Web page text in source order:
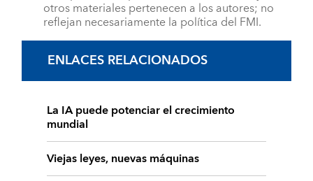
otros materiales pertenecen a los autores; no
reflejan necesariamente la política del FMI.
ENLACES RELACIONADOS
La IA puede potenciar el crecimiento
mundial
Viejas leyes, nuevas máquinas